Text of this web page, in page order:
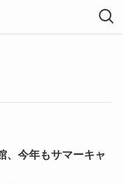
、今年もサマーキャ